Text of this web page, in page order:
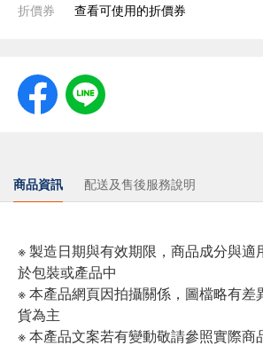
折價券 查看可使用的折價券
商品資訊 配送及售後服務說明
※ 製造日期與有效期限，商品成分與適
於包裝或產品中
※ 本產品網頁因拍攝關係，圖檔略有差
貨為主
※ 本產品文案若有變動敬請參照實際商